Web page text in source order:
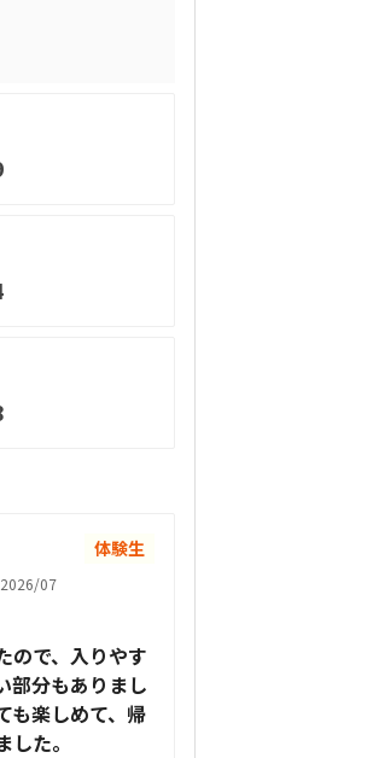
となく授業に入
体験生
07
ので、入りやす
部分もありまし
も楽しめて、帰
た。